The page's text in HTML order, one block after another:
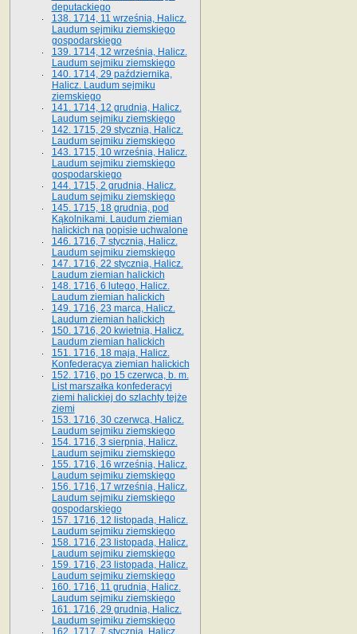
deputackiego
138. 1714, 11 września, Halicz.
Laudum sejmiku ziemskiego
gospodarskiego
139. 1714, 12 września, Halicz.
Laudum sejmiku ziemskiego
140. 1714, 29 października,
Halicz. Laudum sejmiku
ziemskiego
141. 1714, 12 grudnia, Halicz.
Laudum sejmiku ziemskiego
142. 1715, 29 stycznia, Halicz.
Laudum sejmiku ziemskiego
143. 1715, 10 września, Halicz.
Laudum sejmiku ziemskiego
gospodarskiego
144. 1715, 2 grudnia, Halicz.
Laudum sejmiku ziemskiego
145. 1715, 18 grudnia, pod
Kąkolnikami. Laudum ziemian
halickich na popisie uchwalone
146. 1716, 7 stycznia, Halicz.
Laudum sejmiku ziemskiego
147. 1716, 22 stycznia, Halicz.
Laudum ziemian halickich
148. 1716, 6 lutego, Halicz.
Laudum ziemian halickich
149. 1716, 23 marca, Halicz.
Laudum ziemian halickich
150. 1716, 20 kwietnia, Halicz.
Laudum ziemian halickich
151. 1716, 18 maja, Halicz.
Konfederacya ziemian halickich
152. 1716, po 15 czerwca, b. m.
List marszałka konfederacyi
ziemi halickiej do szlachty tejże
ziemi
153. 1716, 30 czerwca, Halicz.
Laudum sejmiku ziemskiego
154. 1716, 3 sierpnia, Halicz.
Laudum sejmiku ziemskiego
155. 1716, 16 września, Halicz.
Laudum sejmiku ziemskiego
156. 1716, 17 września, Halicz.
Laudum sejmiku ziemskiego
gospodarskiego
157. 1716, 12 listopada, Halicz.
Laudum sejmiku ziemskiego
158. 1716, 23 listopada, Halicz.
Laudum sejmiku ziemskiego
159. 1716, 23 listopada, Halicz.
Laudum sejmiku ziemskiego
160. 1716, 11 grudnia, Halicz.
Laudum sejmiku ziemskiego
161. 1716, 29 grudnia, Halicz.
Laudum sejmiku ziemskiego
162. 1717, 7 stycznia, Halicz.